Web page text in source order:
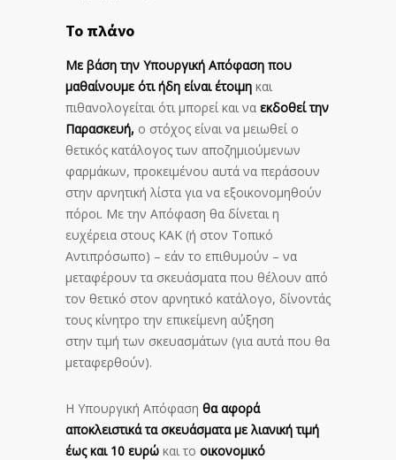
Το πλάνο
Με βάση την Υπουργική Απόφαση που
μαθαίνουμε ότι ήδη είναι έτοιμη και
πιθανολογείται ότι μπορεί και να εκδοθεί την
Παρασκευή, ο στόχος είναι να μειωθεί ο
θετικός κατάλογος των αποζημιούμενων
φαρμάκων, προκειμένου αυτά να περάσουν
στην αρνητική λίστα για να εξοικονομηθούν
πόροι. Με την Απόφαση θα δίνεται η
ευχέρεια στους ΚΑΚ (ή στον Τοπικό
Αντιπρόσωπο) – εάν το επιθυμούν – να
μεταφέρουν τα σκευάσματα που θέλουν από
τον θετικό στον αρνητικό κατάλογο, δίνοντάς
τους κίνητρο την επικείμενη αύξηση
στην τιμή των σκευασμάτων (για αυτά που θα
μεταφερθούν).
Η Υπουργική Απόφαση θα αφορά
αποκλειστικά τα σκευάσματα με λιανική τιμή
έως και 10 ευρώ και το οικονομικό